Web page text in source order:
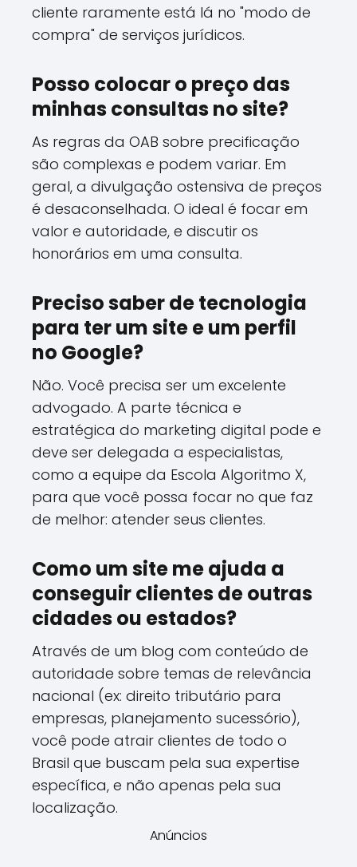
cliente raramente está lá no "modo de
compra" de serviços jurídicos.
Posso colocar o preço das
minhas consultas no site?
As regras da OAB sobre precificação
são complexas e podem variar. Em
geral, a divulgação ostensiva de preços
é desaconselhada. O ideal é focar em
valor e autoridade, e discutir os
honorários em uma consulta.
Preciso saber de tecnologia
para ter um site e um perfil
no Google?
Não. Você precisa ser um excelente
advogado. A parte técnica e
estratégica do marketing digital pode e
deve ser delegada a especialistas,
como a equipe da Escola Algoritmo X,
para que você possa focar no que faz
de melhor: atender seus clientes.
Como um site me ajuda a
conseguir clientes de outras
cidades ou estados?
Através de um blog com conteúdo de
autoridade sobre temas de relevância
nacional (ex: direito tributário para
empresas, planejamento sucessório),
você pode atrair clientes de todo o
Brasil que buscam pela sua expertise
específica, e não apenas pela sua
localização.
Anúncios